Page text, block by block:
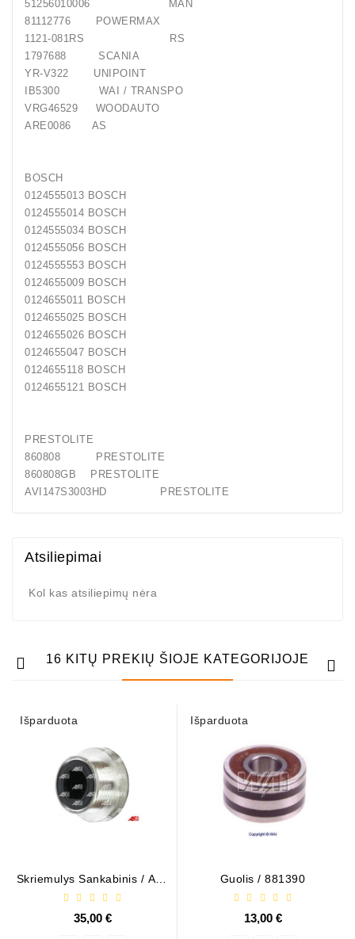
Generatorių
Remontas
Starterių
Remontas
51256010006 MAN
81112776 POWERMAX
1121-081RS RS
1797688 SCANIA
YR-V322 UNIPOINT
IB5300 WAI / TRANSPO
VRG46529 WOODAUTO
ARE0086 AS
BOSCH
0124555013 BOSCH
0124555014 BOSCH
0124555034 BOSCH
0124555056 BOSCH
0124555553 BOSCH
0124655009 BOSCH
0124655011 BOSCH
0124655025 BOSCH
0124655026 BOSCH
0124655047 BOSCH
0124655118 BOSCH
0124655121 BOSCH
PRESTOLITE
860808 PRESTOLITE
860808GB PRESTOLITE
AVI147S3003HD PRESTOLITE
Atsiliepimai
Kol kas atsiliepimų nėra
16 KITŲ PREKIŲ ŠIOJE KATEGORIJOJE
Išparduota
Skriemulys Sankabinis / AR-
353161
35,00 €
Išparduota
Guolis / 881390
13,00 €